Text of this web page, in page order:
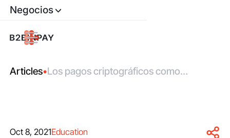
Negocios
Articles•Los pagos criptográficos como
Oct 8, 2021Education